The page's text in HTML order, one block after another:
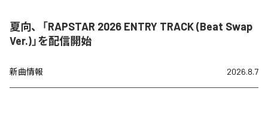
夏向、「RAPSTAR 2026 ENTRY TRACK (Beat Swap
Ver.)」を配信開始
新曲情報 2026.8.7